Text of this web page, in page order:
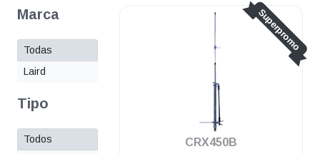
Marca
Todas
Laird
Tipo
Todos
Superpromo
CRX450B